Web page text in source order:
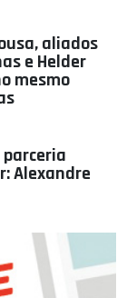
aliados
e Helder
mesmo
parceria
Alexandre